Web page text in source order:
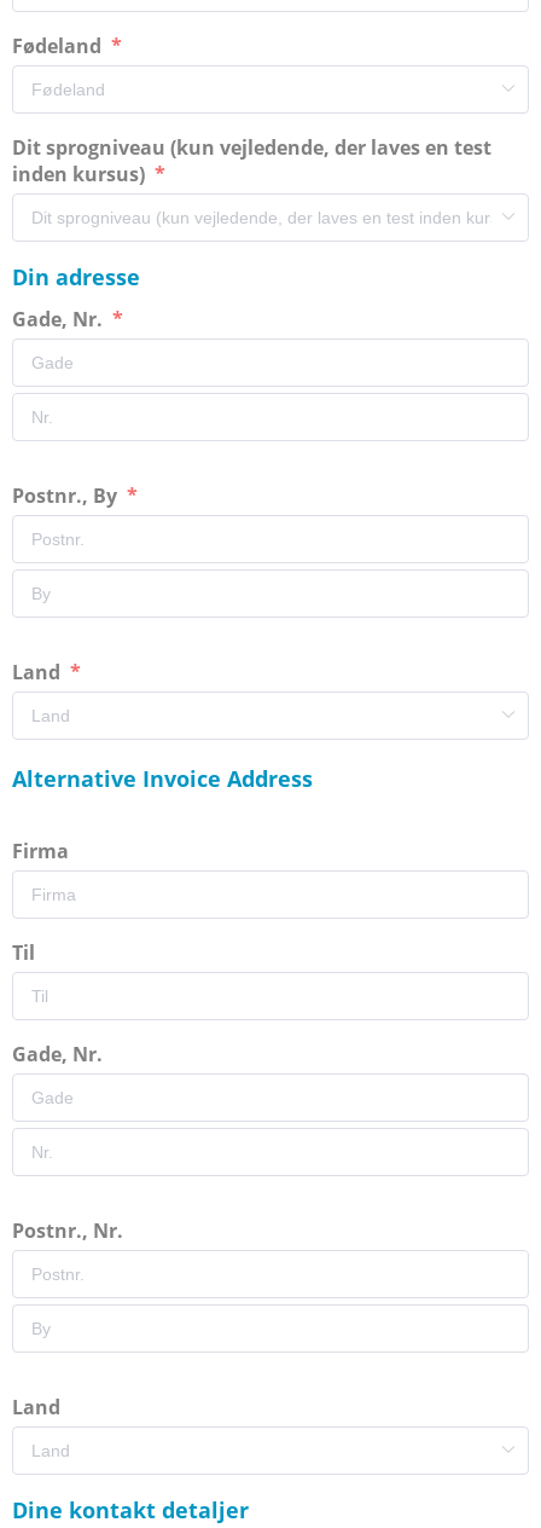
Fødeland
Dit sprogniveau (kun vejledende, der laves en test
inden kursus)
Din adresse
Gade, Nr.
Postnr., By
Land
Alternative Invoice Address
Firma
Til
Gade, Nr.
Postnr., Nr.
Land
Dine kontakt detaljer